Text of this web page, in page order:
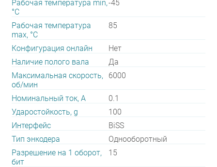
Рабочая температура min,
°С
-45
Рабочая температура
max, °С
85
Конфигурация онлайн
Нет
Наличие полого вала
Да
Максимальная скорость,
об/мин
6000
Номинальный ток, А
0.1
Ударостойкость, g
100
Интерфейс
BiSS
Тип энкодера
Однооборотный
Разрешение на 1 оборот,
бит
15